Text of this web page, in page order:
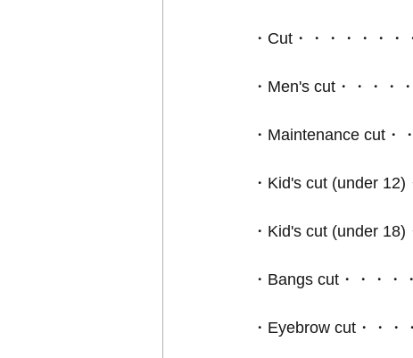
・Cut・・・・・・
・Men's cut・・・・
・Maintenance cut・
・Kid's cut (under
・Kid's cut (under
・Bangs cut・・・・
・Eyebrow cut・・